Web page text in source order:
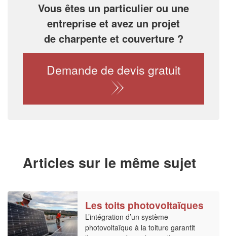
Vous êtes un particulier ou une
entreprise et avez un projet
de charpente et couverture ?
Demande de devis gratuit
Articles sur le même sujet
Les toits photovoltaïques
L’intégration d’un système
photovoltaïque à la toiture garantit